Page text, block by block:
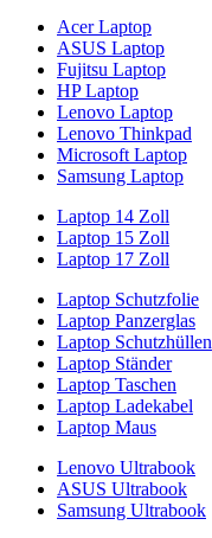
Acer Laptop
ASUS Laptop
Fujitsu Laptop
HP Laptop
Lenovo Laptop
Lenovo Thinkpad
Microsoft Laptop
Samsung Laptop
Laptop 14 Zoll
Laptop 15 Zoll
Laptop 17 Zoll
Laptop Schutzfolie
Laptop Panzerglas
Laptop Schutzhüllen
Laptop Ständer
Laptop Taschen
Laptop Ladekabel
Laptop Maus
Lenovo Ultrabook
ASUS Ultrabook
Samsung Ultrabook